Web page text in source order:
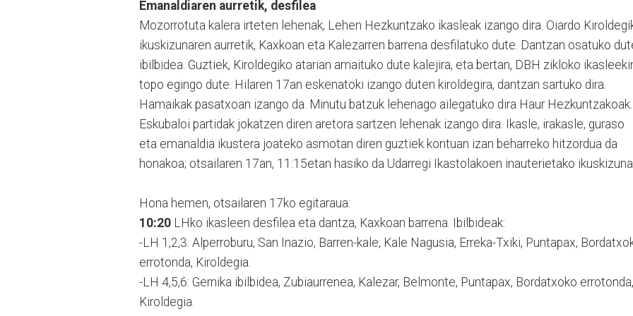
Emanaldiaren aurretik, desfilea
Mozorrotuta kalera irteten lehenak, Lehen Hezkuntzako ikasleak izango dira. Oiardo
ikuskizunaren aurretik, Kaxkoan eta Kalezarren barrena desfilatuko dute. Dantzan osatuko
ibilbidea. Guztiek, Kiroldegiko atarian amaituko dute kalejira, eta bertan, DBH zikloko
topo egingo dute. Hilaren 17an eskenatoki izango duten kiroldegira, dantzan sartuko dira.
Hamaikak pasatxoan izango da. Minutu batzuk lehenago ailegatuko dira Haur Hezkuntzakoak.
Eskubaloi partidak jokatzen diren aretora sartzen lehenak izango dira. Ikasle, irakasle, guraso
eta emanaldia ikustera joateko asmotan diren guztiek kontuan izan beharreko hitzordua da
honakoa; otsailaren 17an, 11:15etan hasiko da Udarregi Ikastolakoen inauterietako ikuskizuna.
Hona hemen, otsailaren 17ko egitaraua:
10:20 LHko ikasleen desfilea eta dantza, Kaxkoan barrena. Ibilbideak:
-LH 1,2,3: Alperroburu, San Inazio, Barren-kale, Kale Nagusia, Erreka-Txiki, Puntapax,
errotonda, Kiroldegia.
-LH 4,5,6: Gernika ibilbidea, Zubiaurrenea, Kalezar, Belmonte, Puntapax, Bordatxoko errotonda,
Kiroldegia.